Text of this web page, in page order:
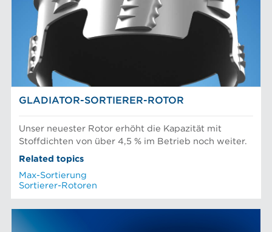
GLADIATOR-SORTIERER-ROTOR
Unser neuester Rotor erhöht die Kapazität mit
Stoffdichten von über 4,5 % im Betrieb noch weiter.
Related topics
Max-Sortierung
Sortierer-Rotoren